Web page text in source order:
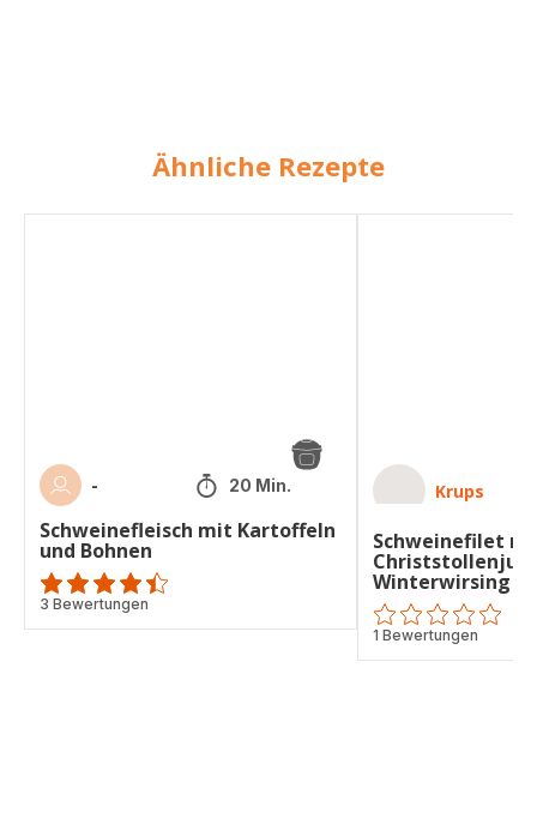
Ähnliche Rezepte
- 20 Min.
Schweinefleisch mit Kartoffeln
und Bohnen
ratings.4.4
3 Bewertungen
Krups
Schweinefilet
Christstollenjus
Winterwirsing
ratings.0
1 Bewertungen